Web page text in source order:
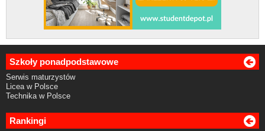
Szkoły ponadpodstawowe
Serwis maturzystów
Licea w Polsce
Technika w Polsce
Rankingi